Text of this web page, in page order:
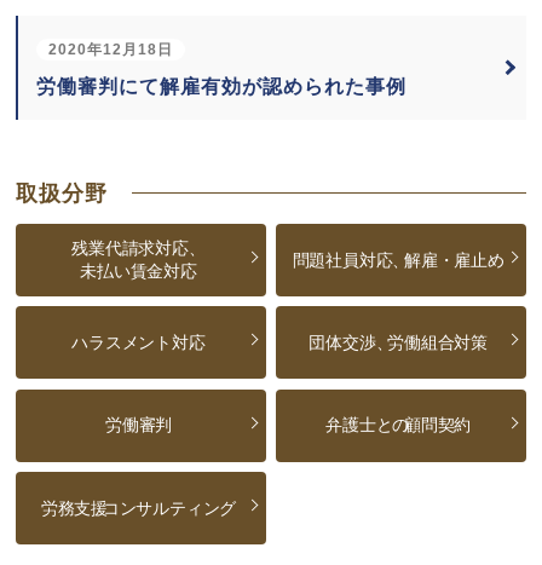
2020年12月18日
労働審判にて解雇有効が認められた事例
取扱分野
残業代請求対応、
未払い賃金対応
問題社員対応、解雇・雇止め
ハラスメント対応 団体交渉、労働組合対策
労働審判 弁護士との顧問契約
労務支援コンサルティング